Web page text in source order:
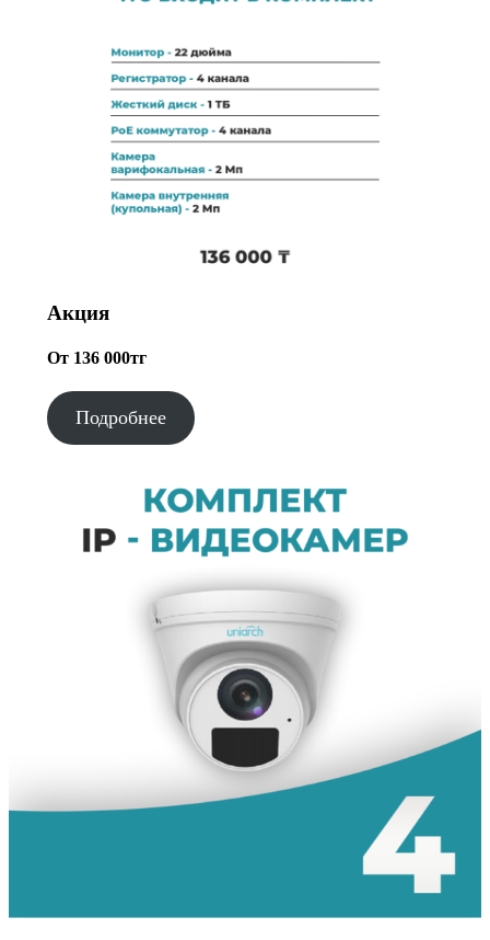
Акция
От 136 000тг
Подробнее